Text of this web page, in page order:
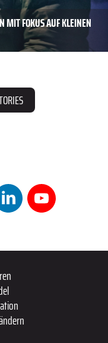
MIT FOKUS AUF KLEINEN